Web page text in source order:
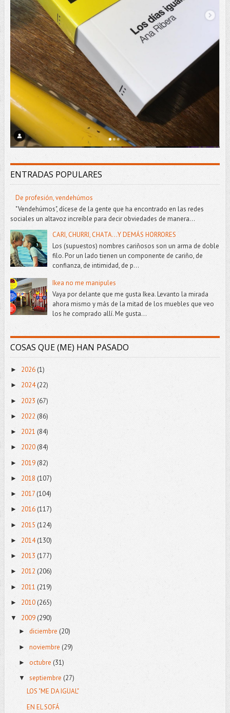
ENTRADAS POPULARES
De profesión, vendehúmos
"Vendehúmos", dícese de la gente que ha encontrado en las redes
sociales un altavoz increíble para decir obviedades de manera...
CARI, CHURRI, CHATA...Y DEMÁS HORRORES
Los (supuestos) nombres cariñosos son un arma de doble
filo. Por un lado tienen un componente de cariño, de
confianza, de intimidad, de p...
Ikea no me manipules
Vaya por delante que me gusta Ikea. Levanto la mirada
ahora mismo y más de la mitad de los muebles que veo
los he comprado allí. Me gusta...
COSAS QUE (ME) HAN PASADO
► 2026(1)
► 2024(22)
► 2023 (67)
► 2022 (86)
► 2021 (84)
► 2020(84)
► 2019(82)
► 2018 (107)
► 2017(104)
► 2016 (117)
► 2015 (124)
► 2014(130)
► 2013 (177)
► 2012 (206)
► 2011 (219)
► 2010 (265)
▼ 2009 (290)
► diciembre (20)
► noviembre (29)
► octubre (31)
▼ septiembre (27)
LOS "ME DA IGUAL"
EN EL SOFÁ